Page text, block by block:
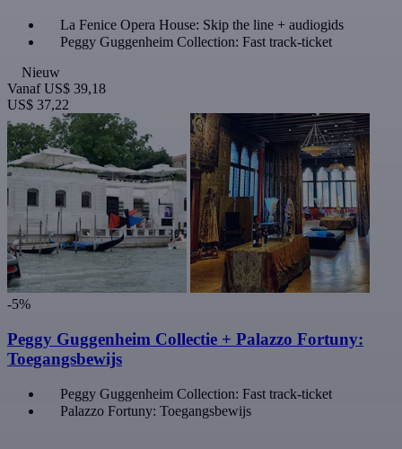
La Fenice Opera House: Skip the line + audiogids
Peggy Guggenheim Collection: Fast track-ticket
Nieuw
Vanaf US$ 39,18
US$ 37,22
-5%
Peggy Guggenheim Collectie + Palazzo Fortuny:
Toegangsbewijs
Peggy Guggenheim Collection: Fast track-ticket
Palazzo Fortuny: Toegangsbewijs